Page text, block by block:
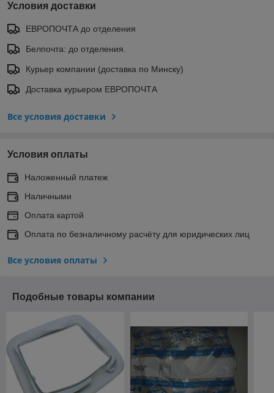
Условия доставки
ЕВРОПОЧТА до отделения
Белпочта: до отделения.
Курьер компании (доставка по Минску)
Доставка курьером ЕВРОПОЧТА
Все условия доставки
Условия оплаты
Наложенный платеж
Наличными
Оплата картой
Оплата по безналичному расчёту для юридических лиц
Все условия оплаты
Подобные товары компании